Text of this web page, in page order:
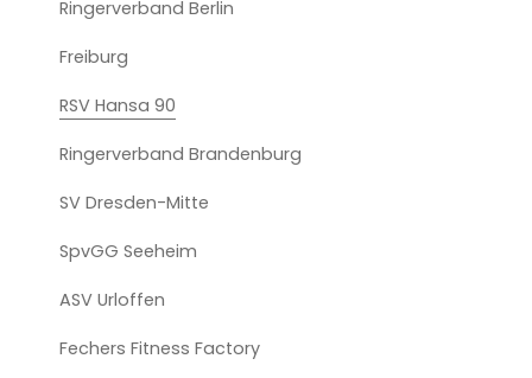
Ringerverband Berlin
Freiburg
RSV Hansa 90
Ringerverband Brandenburg
SV Dresden-Mitte
SpvGG Seeheim
ASV Urloffen
Fechers Fitness Factory